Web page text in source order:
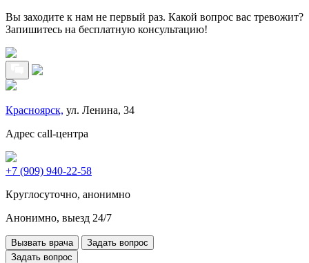
Вы заходите к нам не первый раз. Какой вопрос вас тревожит?
Запишитесь на бесплатную консультацию!
Красноярск, ул. Ленина, 34
Адрес call-центра
+7 (909) 940-22-58
Круглосуточно, анонимно
Анонимно, выезд 24/7
Вызвать врача
Задать вопрос
Задать вопрос